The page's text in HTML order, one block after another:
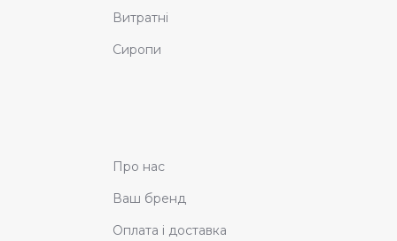
Витратні
Сиропи
Про нас
Ваш бренд
Оплата і доставка